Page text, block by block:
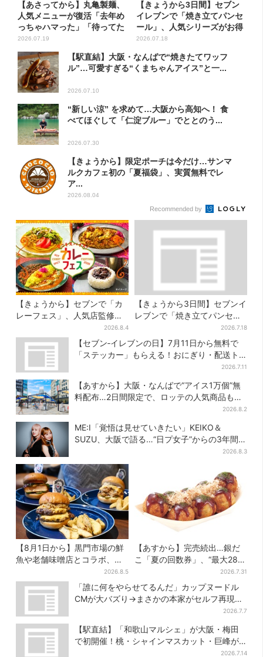
【あさってから】丸亀製麺、
人気メニューが復活「去年め
っちゃハマった」「待ってた
よ...
2026.07.19
【きょうから3日間】セブン
イレブンで「焼き立てパンセ
ール」、人気シリーズがお得
に...
2026.07.18
【駅直結】大阪・なんばで“焼きたてワッフ
ル”…可愛すぎる“くまちゃんアイス”と一...
2026.07.10
“新しい涼” を求めて…大阪から高知へ！ 食
べてほぐして「仁淀ブルー」でととのう...
2026.07.30
【きょうから】限定ポーチは今だけ…サンマ
ルクカフェ初の「夏福袋」、実質無料でレ
ア...
2026.08.04
Recommended by
【きょうから】セブンで「カ
レーフェス」、人気店監修メ
ニューなど全15品！お得な割
引キャンペーンは2週間だけ
2026.8.4
【きょうから3日間】セブンイ
レブンで「焼き立てパンセー
ル」、人気シリーズがお得
に…チョコクッキーも対象
2026.7.18
【セブン‐イレブンの日】7月11日から無料で
「ステッカー」もらえる！おにぎり・配送ト
2026.7.11
【あすから】大阪・なんばで“アイス1万個”無
料配布…2日間限定で、ロッテの人気商品もら
2026.8.2
ME:I「覚悟は見せていきたい」KEIKO＆
SUZU、大阪で語る…“日プ女子”からの3年間
2026.8.3
【8月1日から】黒門市場の鮮
魚や老舗味噌店とコラボ、大
阪・なんばのホテルで“地域密
着”の限定バーガー
2026.8.5
【あすから】完売続出…銀だ
こ「夏の回数券」、“最大2811
2026.7.31
「誰に何をやらせてるんだ」カップヌードル
CMが大バズり→まさかの本家がセルフ再現
「仕事早すぎ」「もうこっちにした方が…」
2026.7.7
【駅直結】「和歌山マルシェ」が大阪・梅田
で初開催！桃・シャインマスカット・巨峰が
2026.7.14